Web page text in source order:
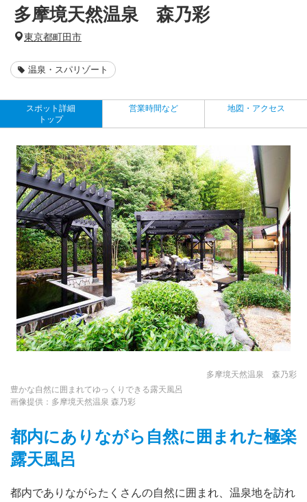
多摩境天然温泉 森乃彩
東京都町田市
温泉・スパリゾート
スポット詳細
トップ
営業時間など 地図・アクセス
多摩境天然温泉 森乃彩
豊かな自然に囲まれてゆっくりできる露天風呂
画像提供：多摩境天然温泉 森乃彩
都内にありながら自然に囲まれた極楽
露天風呂
都内でありながらたくさんの自然に囲まれ、温泉地を訪れ